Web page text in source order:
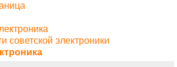
советской электроники